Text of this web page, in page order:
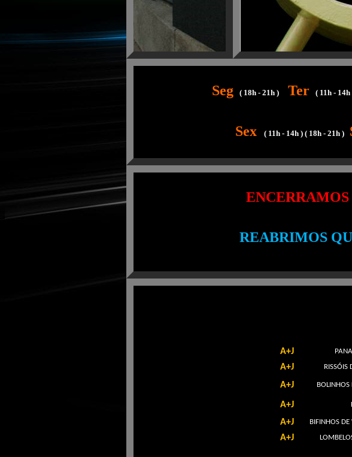
Seg ( 18h - 21h ) Ter ( 11h -
Sex ( 11h - 14h ) ( 18h - 21h )
REABRIMOS
A+J
A+J
A+J
A+J
A+J
BIFINHOS DE
A+J